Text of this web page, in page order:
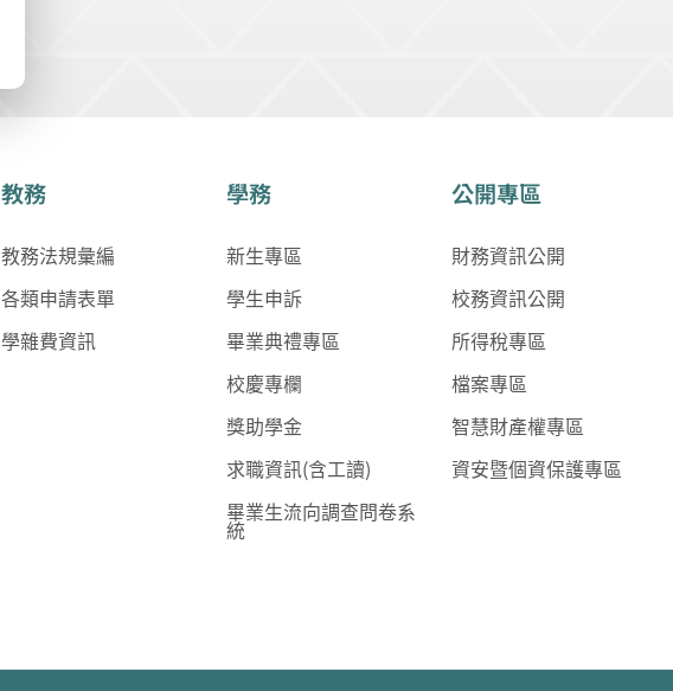
教務
教務法規彙編
各類申請表單
學雜費資訊
學務
新生專區
學生申訴
畢業典禮專區
校慶專欄
獎助學金
求職資訊(含工讀)
畢業生流向調查問卷系
統
公開專區
財務資訊公開
校務資訊公開
所得稅專區
檔案專區
智慧財產權專區
資安暨個資保護專區